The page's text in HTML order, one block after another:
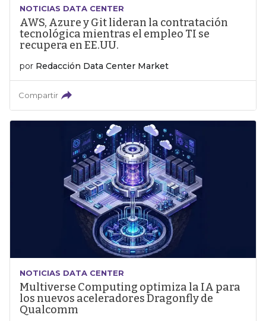
NOTICIAS DATA CENTER
AWS, Azure y Git lideran la contratación
tecnológica mientras el empleo TI se
recupera en EE.UU.
por Redacción Data Center Market
Compartir
NOTICIAS DATA CENTER
Multiverse Computing optimiza la IA para
los nuevos aceleradores Dragonfly de
Qualcomm